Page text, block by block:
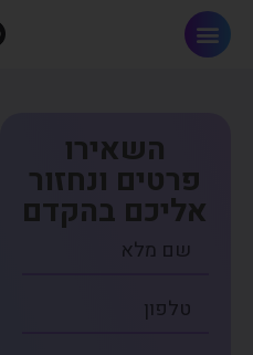
השאירו
פרטים ונחזור
אליכם בהקדם